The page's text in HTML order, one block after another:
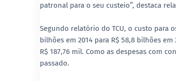
patronal para o seu custeio”, destaca
Segundo relatório do TCU, o custo para
bilhões em 2014 para R$ 58,8 bilhões
R$ 187,76 mil. Como as despesas com
passado.